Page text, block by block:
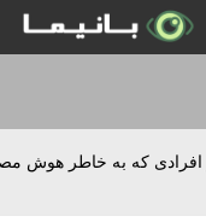
افرادی که به خاطر هوش